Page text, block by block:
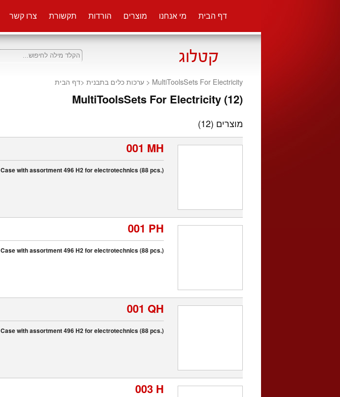
דף הבית מי אנחנו מוצרים הורדות תקשורת צרו קשר
MultiToolsSets For Electricity < ערכות כלים בתבנית <דף הבית
MultiToolsSets For Electricity (12)
מוצרים (12)
001 MH
Case with assortment 496 H2 for electrotechnics (88 pcs.)
001 PH
Case with assortment 496 H2 for electrotechnics (88 pcs.)
001 QH
Case with assortment 496 H2 for electrotechnics (88 pcs.)
003 H